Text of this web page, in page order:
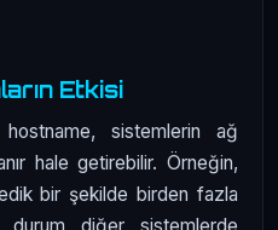
Etkisi
hostname, sistemlerin ağ
hale getirebilir. Örneğin,
bir şekilde birden fazla